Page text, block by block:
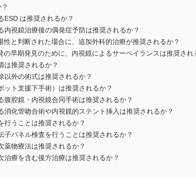
は推奨されるか？
視鏡治療後の偶発症予防は推奨されるか？
と判断された場合に、追加外科的治療が推奨されるか？
早期発見のために、内視鏡によるサーベイランスは推奨され
は推奨されるか？
外の術式は推奨されるか？
ト支援下手術）は推奨されるか？
腔鏡・内視鏡合同手術は推奨されるか？
化管吻合術や内視鏡的ステント挿入は推奨されるか？
うことは推奨されるか？
パネル検査を行うことは推奨されるか？
物療法は推奨されるか？
療を含む後方治療は推奨されるか？